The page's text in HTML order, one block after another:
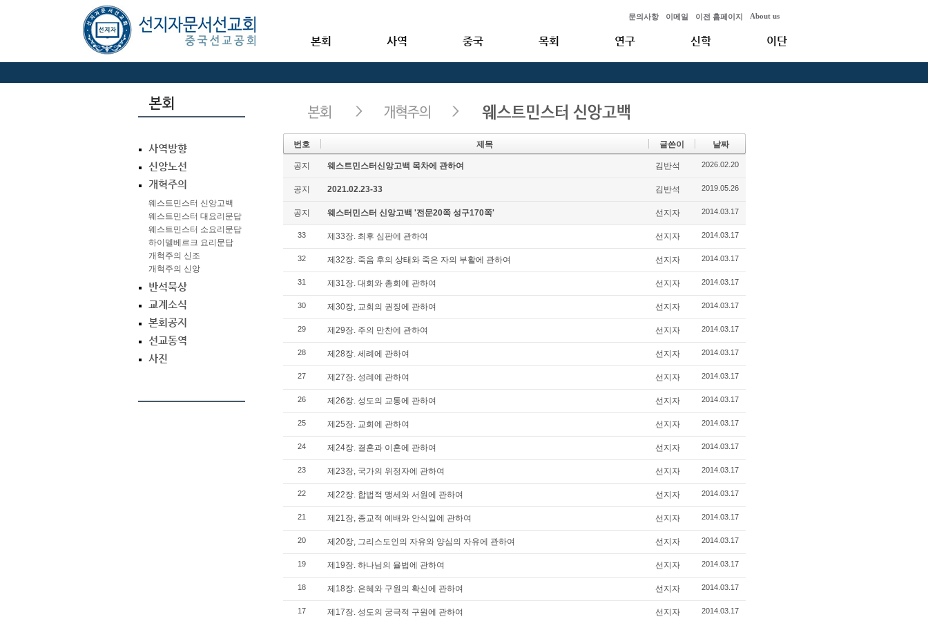
문의사항 이메일 이전 홈페이지 About us
본회 사역 중국 목회 연구 신학 이단
번호 제목 글쓴이 날짜
공지 웨스트민스터신앙고백 목차에 관하여 김반석 2026.02.20
공지 2021.02.23-33 김반석 2019.05.26
공지 웨스터민스터 신앙고백 '전문20쪽 성구170쪽' 선지자 2014.03.17
33 제33장. 최후 심판에 관하여 선지자 2014.03.17
32 제32장. 죽음 후의 상태와 죽은 자의 부활에 관하여 선지자 2014.03.17
31 제31장. 대회와 총회에 관하여 선지자 2014.03.17
30 제30장, 교회의 권징에 관하여 선지자 2014.03.17
29 제29장. 주의 만찬에 관하여 선지자 2014.03.17
28 제28장. 세례에 관하여 선지자 2014.03.17
27 제27장. 성례에 관하여 선지자 2014.03.17
26 제26장. 성도의 교통에 관하여 선지자 2014.03.17
25 제25장. 교회에 관하여 선지자 2014.03.17
24 제24장. 결혼과 이혼에 관하여 선지자 2014.03.17
23 제23장, 국가의 위정자에 관하여 선지자 2014.03.17
22 제22장. 합법적 맹세와 서원에 관하여 선지자 2014.03.17
21 제21장, 종교적 예배와 안식일에 관하여 선지자 2014.03.17
20 제20장, 그리스도인의 자유와 양심의 자유에 관하여 선지자 2014.03.17
19 제19장. 하나님의 율법에 관하여 선지자 2014.03.17
18 제18장. 은혜와 구원의 확신에 관하여 선지자 2014.03.17
17 제17장. 성도의 궁극적 구원에 관하여 선지자 2014.03.17
사역방향
신앙노선
개혁주의
웨스트민스터 신앙고백
웨스트민스터 대요리문답
웨스트민스터 소요리문답
하이델베르크 요리문답
개혁주의 신조
개혁주의 신앙
반석묵상
교계소식
본회공지
선교동역
사진